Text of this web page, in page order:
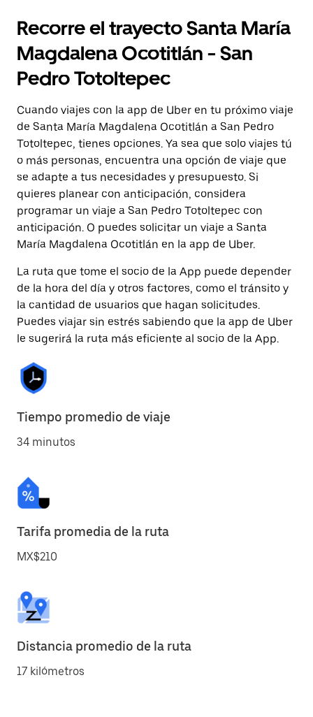
Recorre el trayecto Santa María
Magdalena Ocotitlán - San
Pedro Totoltepec
Cuando viajes con la app de Uber en tu próximo viaje
de Santa María Magdalena Ocotitlán a San Pedro
Totoltepec, tienes opciones. Ya sea que solo viajes tú
o más personas, encuentra una opción de viaje que
se adapte a tus necesidades y presupuesto. Si
quieres planear con anticipación, considera
programar un viaje a San Pedro Totoltepec con
anticipación. O puedes solicitar un viaje a Santa
María Magdalena Ocotitlán en la app de Uber.
La ruta que tome el socio de la App puede depender
de la hora del día y otros factores, como el tránsito y
la cantidad de usuarios que hagan solicitudes.
Puedes viajar sin estrés sabiendo que la app de Uber
le sugerirá la ruta más eficiente al socio de la App.
Tiempo promedio de viaje
34 minutos
Tarifa promedia de la ruta
MX$210
Distancia promedio de la ruta
17 kilómetros